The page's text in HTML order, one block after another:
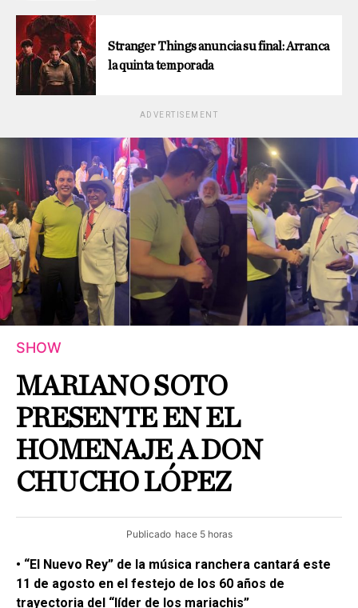
Stranger Things anuncia su final: Arranca
la quinta temporada
ADVERTISEMENT
SHOW
MARIANO SOTO
PRESENTE EN EL
HOMENAJE A DON
CHUCHO LÓPEZ
Publicado hace 5 horas
• “El Nuevo Rey” de la música ranchera cantará este
11 de agosto en el festejo de los 60 años de
trayectoria del “líder de los mariachis”